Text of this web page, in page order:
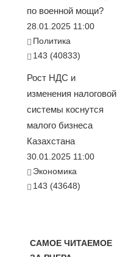
по военной мощи?
28.01.2025 11:00
Политика
143 (40833)
Рост НДС и
изменения налоговой
системы коснутся
малого бизнеса
Казахстана
30.01.2025 11:00
Экономика
143 (43648)
САМОЕ ЧИТАЕМОЕ